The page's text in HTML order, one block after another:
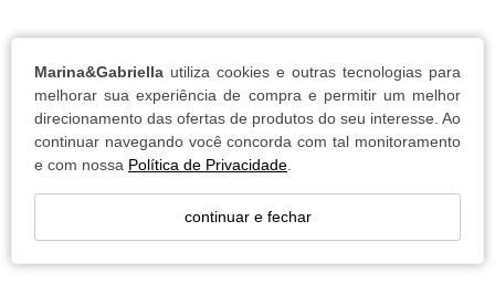
Marina&Gabriella utiliza cookies e outras tecnologias para
melhorar sua experiência de compra e permitir um melhor
direcionamento das ofertas de produtos do seu interesse. Ao
continuar navegando você concorda com tal monitoramento
e com nossa Política de Privacidade
continuar e fechar